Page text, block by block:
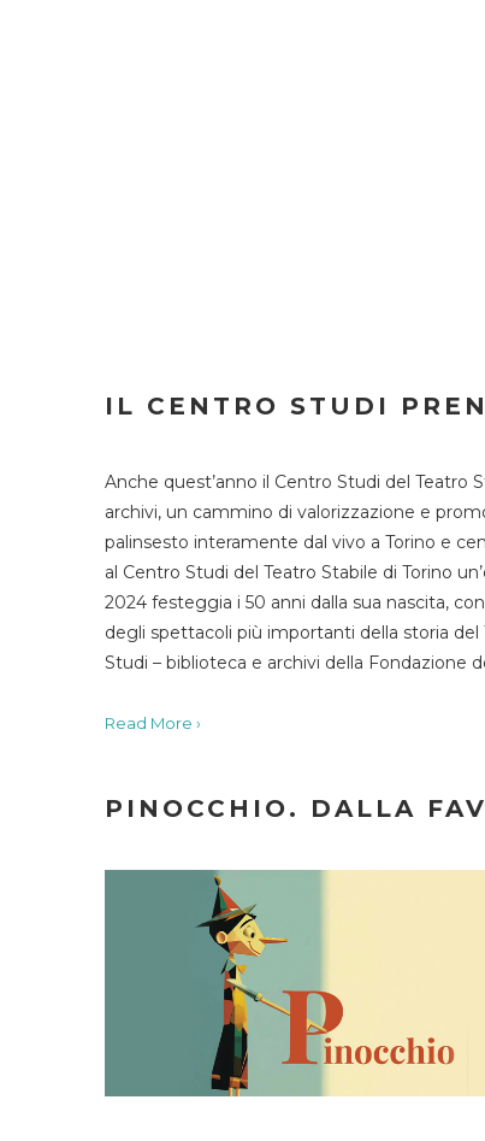
IL CENTRO STUDI
Anche quest’anno il Centro Studi del Teatro
archivi, un cammino di valorizzazione e
palinsesto interamente dal vivo a Torino e
al Centro Studi del Teatro Stabile di Torino
2024 festeggia i 50 anni dalla sua nascita,
degli spettacoli più importanti della storia del
Studi – biblioteca e archivi della Fondazione
Read More ›
PINOCCHIO. DALLA